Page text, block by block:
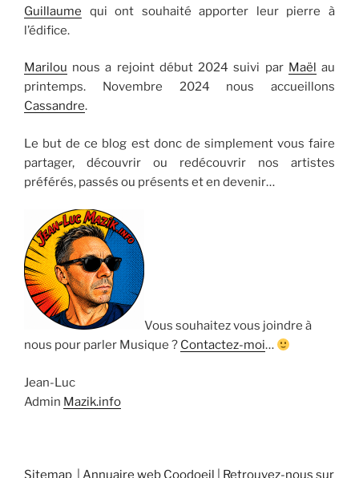
Guillaume qui ont souhaité apporter leur pierre à
l’édifice.
Marilou nous a rejoint début 2024 suivi par Maël au
printemps. Novembre 2024 nous accueillons
Cassandre.
Le but de ce blog est donc de simplement vous faire
partager, découvrir ou redécouvrir nos artistes
préférés, passés ou présents et en devenir…
Vous souhaitez vous joindre à
nous pour parler Musique ? Contactez-moi…
Jean-Luc
Admin Mazik.info
Sitemap Annuaire web Coodoeil Retrouvez-nous sur